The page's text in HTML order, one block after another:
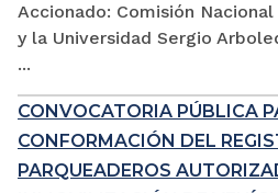
Accionado: Comisión
y la Universidad Sergio
...
CONVOCATORIA PÚBLICA
CONFORMACIÓN DEL
PARQUEADEROS